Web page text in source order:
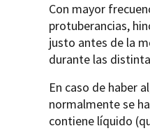
Con mayor
protuberancias,
justo antes de la
durante las
En caso de haber
normalmente se
contiene líquido